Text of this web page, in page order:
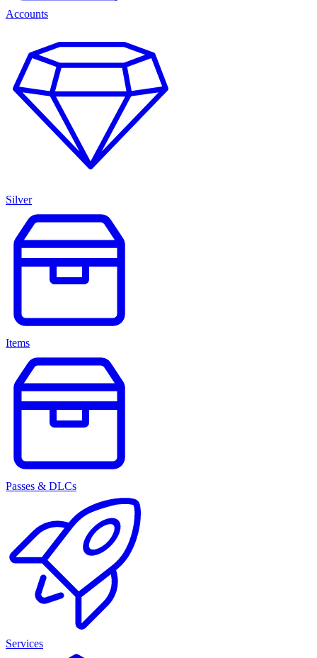
Accounts
Silver
Items
Passes & DLCs
Services